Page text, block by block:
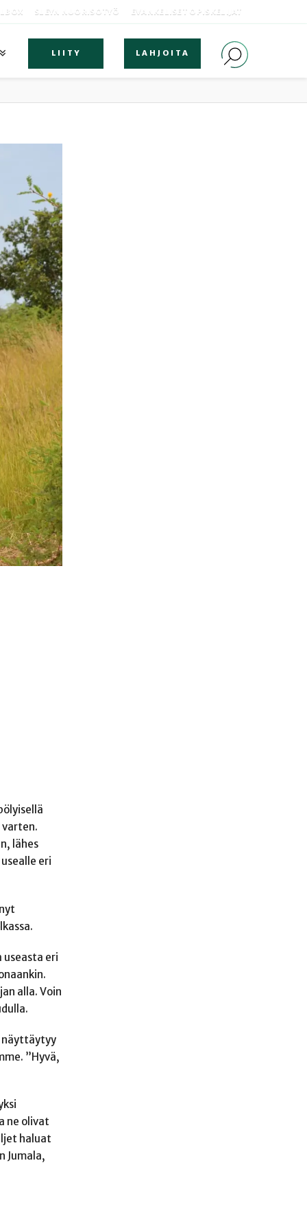
SLEYN NUORISOTYÖ EVANKELISET OPISKELIJAT
LIITY LAHJOITA
lähes
eri
eri
alla. Voin
näyttäytyy
”Hyvä,
ne olivat
haluat
Jumala,